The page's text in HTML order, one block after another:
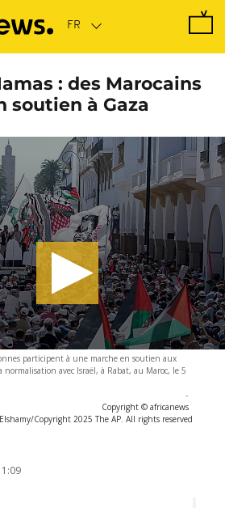
: des Marocains
soutien à Gaza
participent à une marche en soutien aux
avec Israël, à Rabat, au Maroc, le 5
-
Copyright © africanews
Copyright 2025 The AP. All rights reserved